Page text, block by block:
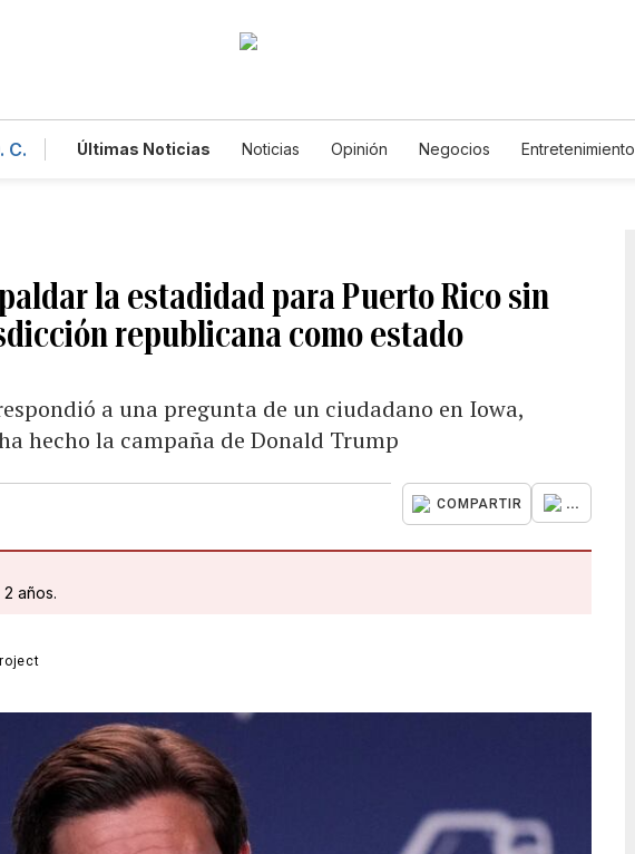
C. Últimas Noticias Noticias Opinión Negocios Entretenimiento
la estadidad para Puerto Rico sin
republicana como estado
a una pregunta de un ciudadano en Iowa,
hecho la campaña de Donald Trump
COMPARTIR ...
años.